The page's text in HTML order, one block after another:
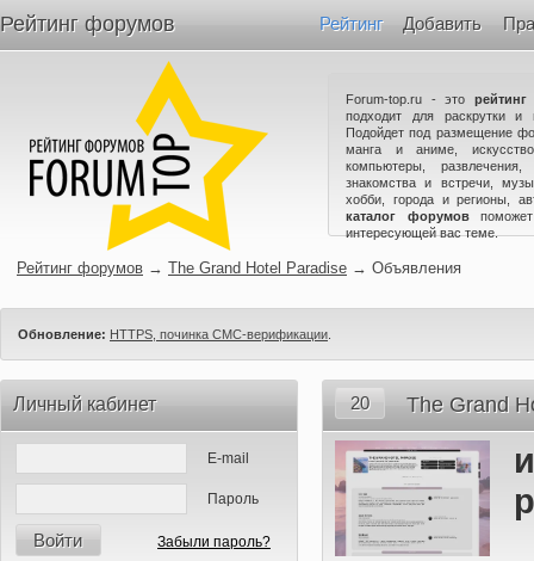
Рейтинг форумов Рейтинг Добавить
Forum-top.ru - это
подходит для раскрутки и
Подойдет под размещение
манга и аниме,
компьютеры,
знакомства и встречи,
хобби, города и регионы,
каталог форумов
интересующей вас теме.
Рейтинг форумов → The Grand Hotel Paradise → Объявления
Обновление: HTTPS, починка СМС-верификации
Личный кабинет
E-mail
Пароль
Войти Забыли пароль?
20 The Grand